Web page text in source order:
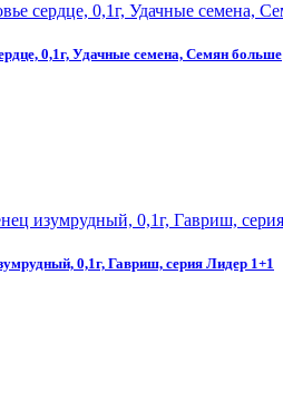
0,1г, Удачные семена, Семян больше
0,1г, Гавриш, серия Лидер 1+1